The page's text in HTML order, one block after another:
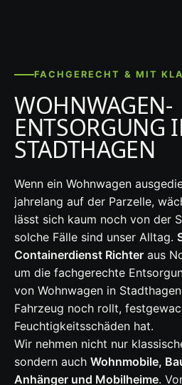
FACHGERECHT & MIT
WOHNWAGEN-
ENTSORGUNG
STADTHAGEN
Wenn ein Wohnwagen
jahrelang auf der Parzelle,
lässt sich kaum noch von der
solche Fälle sind unser Alltag.
Containerdienst Richter aus
um die fachgerechte
von Wohnwagen in
Fahrzeug noch rollt,
Feuchtigkeitsschäden hat.
Wir nehmen nicht nur
sondern auch Wohnmobile,
Anhänger und Mobilheime.